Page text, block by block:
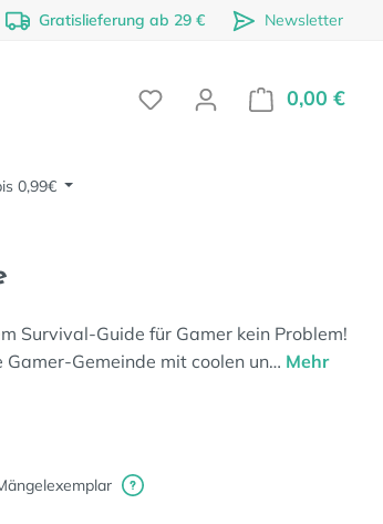
Gratislieferung ab 29 € Newsletter
0,00 €
0,99€
Survival-Guide für Gamer kein Problem!
Gemeinde mit coolen un… Mehr